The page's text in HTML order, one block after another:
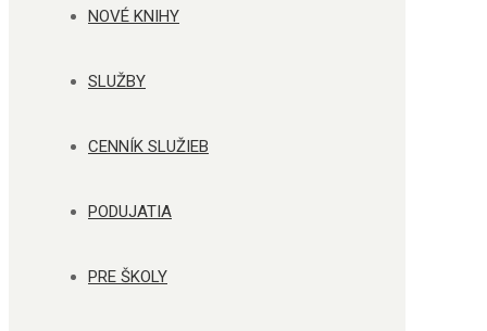
NOVÉ KNIHY
SLUŽBY
CENNÍK SLUŽIEB
PODUJATIA
PRE ŠKOLY